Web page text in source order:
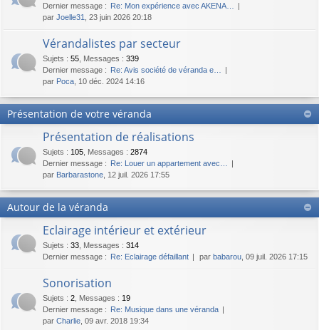
Dernier message : Re: Mon expérience avec AKENA…
par Joelle31 , 23 juin 2026 20:18
Vérandalistes par secteur
Sujets : 55 Messages : 339
Dernier message : Re: Avis société de véranda e…
par Poca , 10 déc. 2024 14:16
Présentation de votre véranda
Présentation de réalisations
Sujets : 105 Messages : 2874
Dernier message : Re: Louer un appartement avec…
par Barbarastone , 12 juil. 2026 17:55
Autour de la véranda
Eclairage intérieur et extérieur
Sujets : 33 Messages : 314
Dernier message : Re: Eclairage défaillant par babarou , 09 juil. 2026 17:15
Sonorisation
Sujets : 2 Messages : 19
Dernier message : Re: Musique dans une véranda
par Charlie , 09 avr. 2018 19:34